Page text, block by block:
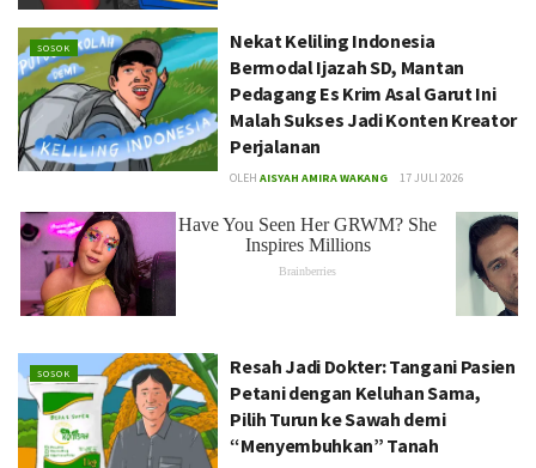
SOSOK
Nekat Keliling Indonesia
Bermodal Ijazah SD, Mantan
Pedagang Es Krim Asal Garut Ini
Malah Sukses Jadi Konten Kreator
Perjalanan
OLEH AISYAH AMIRA WAKANG 17 JULI 2026
SOSOK
Resah Jadi Dokter: Tangani Pasien
Petani dengan Keluhan Sama,
Pilih Turun ke Sawah demi
“Menyembuhkan” Tanah